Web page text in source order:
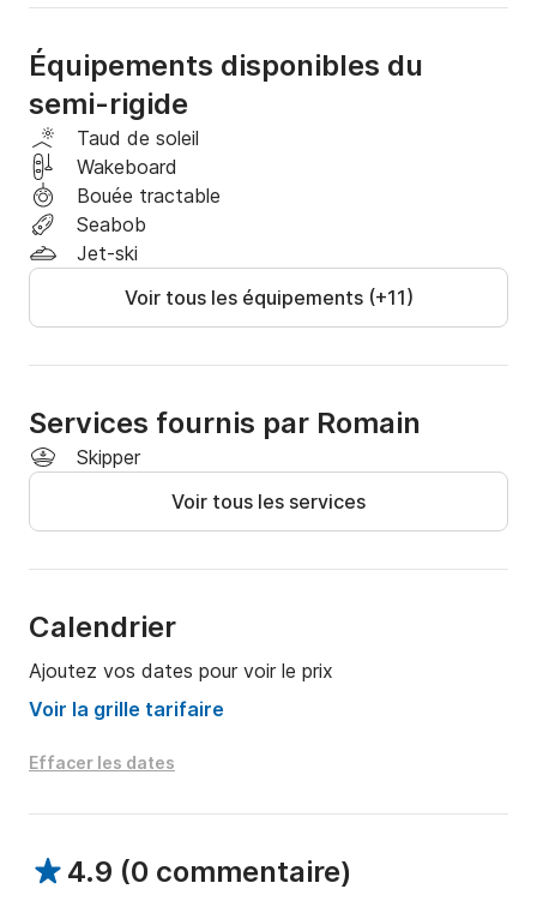
Possibilité de faire un Sunset de 18h jusqu'à 21h avec
Skipper uniquement
Équipements disponibles du
semi-rigide
Taud de soleil
Wakeboard
Bouée tractable
Seabob
Jet-ski
Voir tous les équipements (+11)
Services fournis par Romain
Skipper
Voir tous les services
Calendrier
Ajoutez vos dates pour voir le prix
Voir la grille tarifaire
Effacer les dates
4.9 (0 commentaire)